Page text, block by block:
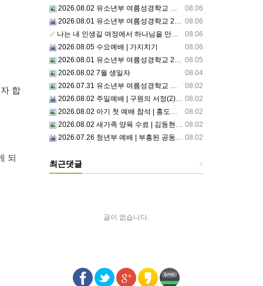
합
되
08.06
2026.08.02 유소년부 여름성경학교 셋째날,주일예배
08.06
2026.08.01 유소년부 여름성경학교 2일차 저녁집회 예배 실황
08.06
나는 내 인생길 여정에서 하나님을 만났는가? 그렇다면 나의 삶은 어떠한가? 자신을 돌아 봅니다.
08.06
2026.08.05 수요예배 | 가지치기
08.05
2026.08.01 유소년부 여름성경학교 2일차
08.04
2026.08.02 7월 생일자
08.02
2026.07.31 유소년부 여름성경학교 첫째날
08.02
2026.08.02 주일예배 | 구원의 서정(2)부르심: 거절할 수 없는 은혜의 시작
08.02
2026.08.02 아기 첫 예배 참석 | 홍도영, 홍찬영 아기(홍석진, 임자현 집사 가정)
08.02
2026.08.02 새가족 양육 수료 | 김동현, 박현정 성도
08.02
2026.07.26 청년부 예배 | 부흥된 공동체4: 세상 앞에서1
+
최근댓글
글이 없습니다.